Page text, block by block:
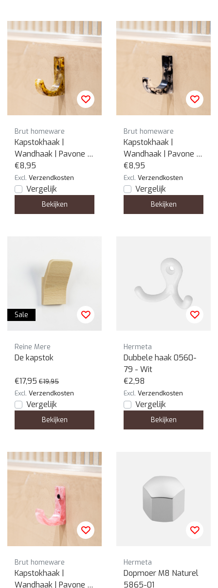
Brut homeware
Kapstokhaak |
Wandhaak | Pavone |
Tijger
€8,95
Excl. Verzendkosten
Vergelijk
Bekijken
Brut homeware
Kapstokhaak |
Wandhaak | Pavone |
Cobra
€8,95
Excl. Verzendkosten
Vergelijk
Bekijken
Sale
Reine Mere
De kapstok
€17,95 €19,95
Excl. Verzendkosten
Vergelijk
Bekijken
Hermeta
Dubbele haak 0560-
79 - Wit
€2,98
Excl. Verzendkosten
Vergelijk
Bekijken
Brut homeware
Kapstokhaak |
Wandhaak | Pavone |
Hermeta
Dopmoer M8 Naturel
5865-01